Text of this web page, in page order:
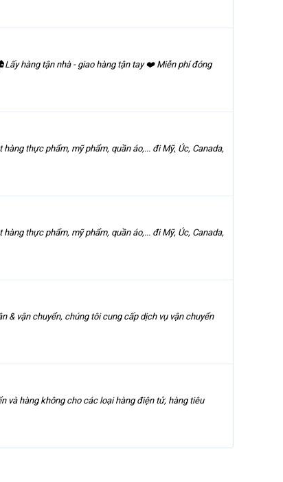
hàng tận nhà - giao hàng tận tay ❤️ Miễn phí đóng
hàng thực phẩm, mỹ phẩm, quần áo,... đi Mỹ, Úc, Canada,
hàng thực phẩm, mỹ phẩm, quần áo,... đi Mỹ, Úc, Canada,
& vận chuyển, chúng tôi cung cấp dịch vụ vận chuyển
và hàng không cho các loại hàng điện tử, hàng tiêu